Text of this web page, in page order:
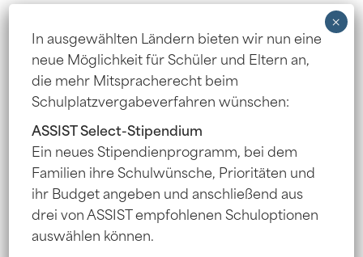
des Ergebnisses inFebruar.
ASSIST-Bewerbungsportal
Vorstellungsgespräche und
Englisch-Sprachtests
Die Finalisten des Stipendiums werden zu
einem Vorstellungsgespräch eingeladen und
gebeten, einen Duolingo-Englischtest zu
absolvieren.
Der Duolingo English Test kostet $70 USD und
muss bis zum 21. Dezember abgeschlossen
In ausgewählten Ländern bieten wir nun eine
neue Möglichkeit für Schüler und Eltern an,
die mehr Mitspracherecht beim
Schulplatzvergabeverfahren wünschen:
ASSIST Select-Stipendium
Ein neues Stipendienprogramm, bei dem
Familien ihre Schulwünsche, Prioritäten und
ihr Budget angeben und anschließend aus
drei von ASSIST empfohlenen Schuloptionen
auswählen können.
×